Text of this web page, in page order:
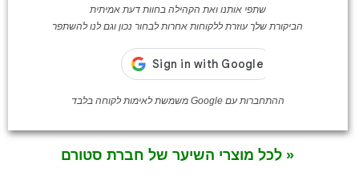
שתפי אותנו ואת הקהילה בחוות דעת אמיתית
הביקורת שלך עוזרת ללקוחות אחרות לבחור נכון וגם לנו להשתפר
ההתחברות עם Google משמשת לאימות לקוחה בלבד
« לכל מוצרי השיער של חברת סטורם